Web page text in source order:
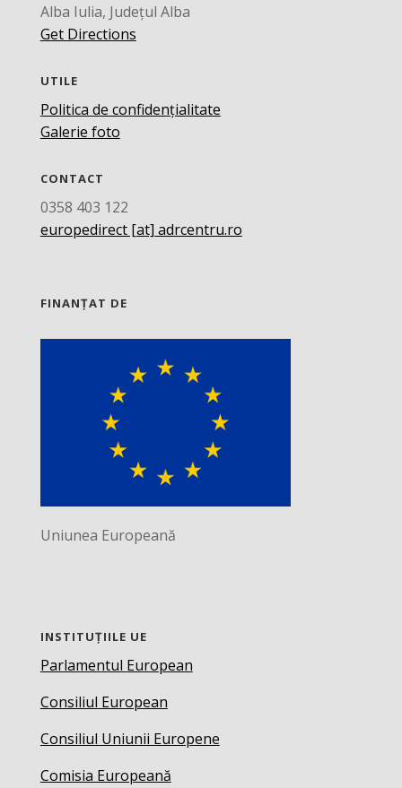
Alba Iulia, Județul Alba
Get Directions
UTILE
Politica de confidențialitate
Galerie foto
CONTACT
0358 403 122
europedirect [at] adrcentru.ro
FINANȚAT DE
Uniunea Europeană
INSTITUȚIILE UE
Parlamentul European
Consiliul European
Consiliul Uniunii Europene
Comisia Europeană